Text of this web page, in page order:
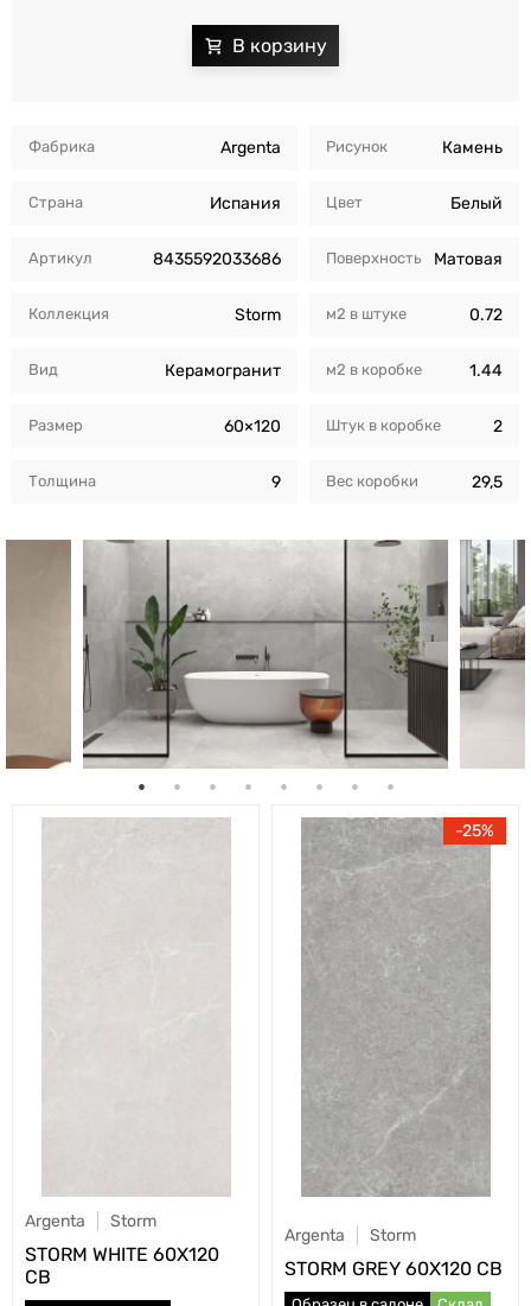
Фабрика Argenta
Страна Испания
Артикул 8435592033686
Коллекция Storm
Вид Керамогранит
Размер 60×120
Толщина 9
Рисунок Камень
Цвет Белый
Поверхность Матовая
м2 в штуке 0.72
м2 в коробкe 1.44
Штук в коробкe 2
Вес коробки 29,5
Argenta Storm
STORM WHITE 60X120
CB
25
Argenta Storm
STORM GREY 60X120 CB